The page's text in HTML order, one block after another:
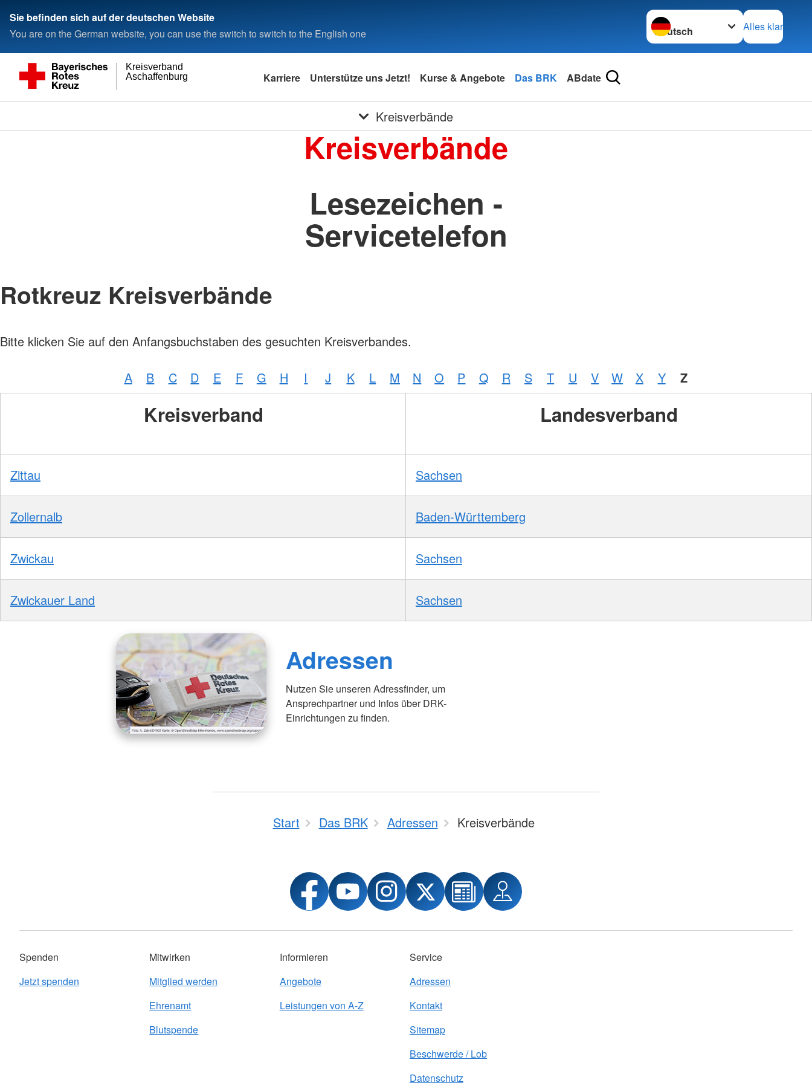
Sie befinden sich auf der deutschen Website
You are on the German website, you can use the switch to switch to the English one
Sprache wechseln zu
Alles klar
Aschaffenburg
Kreisverband
Karriere Unterstütze uns Jetzt! Kurse & Angebote Das BRK ABdate
Kreisverbände
Kreisverbände
Lesezeichen -
Servicetelefon
Rotkreuz Kreisverbände
Bitte klicken Sie auf den Anfangsbuchstaben des gesuchten Kreisverbandes.
A B C D E F G H I J K L M N O P Q R S T U V W X Y Z
Kreisverband Landesverband
Zittau Sachsen
Zollernalb Baden-Württemberg
Zwickau Sachsen
Zwickauer Land Sachsen
Adressen
Nutzen Sie unseren Adressfinder, um
Ansprechpartner und Infos über DRK-
Einrichtungen zu finden.
Start Das BRK Adressen Kreisverbände
Spenden
Jetzt spenden
Mitwirken
Mitglied werden
Ehrenamt
Blutspende
Informieren
Angebote
Leistungen von A-Z
Service
Adressen
Kontakt
Sitemap
Beschwerde / Lob
Datenschutz